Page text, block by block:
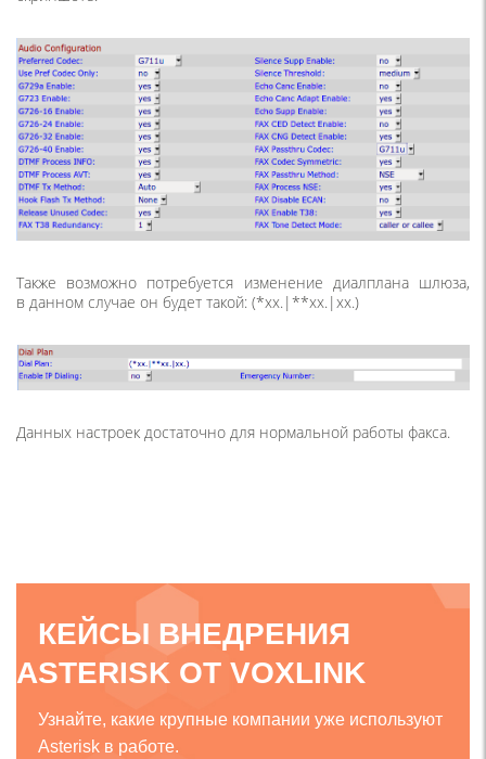
Также возможно потребуется изменение диалплана шлюза,
в данном случае он будет такой: (*xx.|**xx.|xx.)
Данных настроек достаточно для нормальной работы факса.
КЕЙСЫ ВНЕДРЕНИЯ
ASTERISK ОТ VOXLINK
Узнайте, какие крупные компании уже используют
Asterisk в работе.